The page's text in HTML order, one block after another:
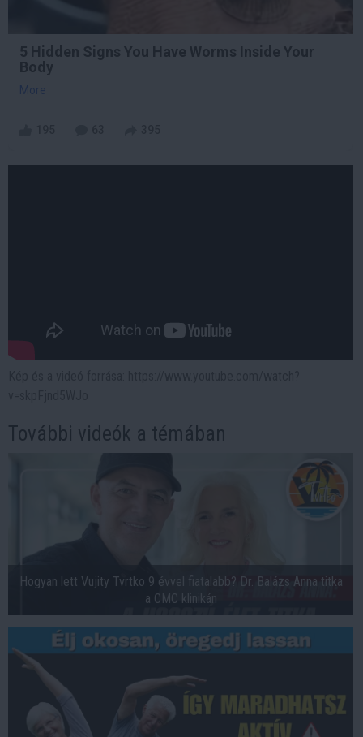
5 Hidden Signs You Have Worms Inside Your
Body
More
További videók a témában
Hogyan lett Vujity Tvrtko 9 évvel fiatalabb? Dr. Balázs Anna titka
a CMC klinikán